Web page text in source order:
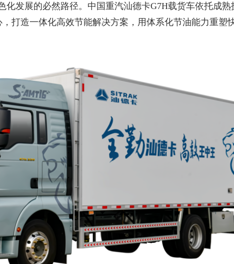
化发展的必然路径。中国重汽汕德卡G7H载货车依托成熟
打造一体化高效节能解决方案，用体系化节油能力重塑